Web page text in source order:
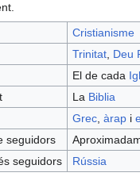
Cristianisme
Trinitat, Deu
El de cada
La Biblia
Grec, àrapi
seguidors
seguidors
Rússia